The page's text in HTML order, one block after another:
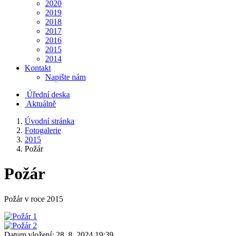
2020
2019
2018
2017
2016
2015
2014
Kontakt
Napište nám
Úřední deska
Aktuálně
Úvodní stránka
Fotogalerie
2015
Požár
Požár
Požár v roce 2015